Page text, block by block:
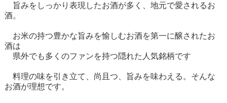
旨みをしっかり表現したお酒が多く、地元で愛されるお
酒。
お米の持つ豊かな旨みを愉しむお酒を第一に醸されたお
酒は
県外でも多くのファンを持つ隠れた人気銘柄です
料理の味を引き立て、尚且つ、旨みを味わえる。そんな
お酒が理想です。